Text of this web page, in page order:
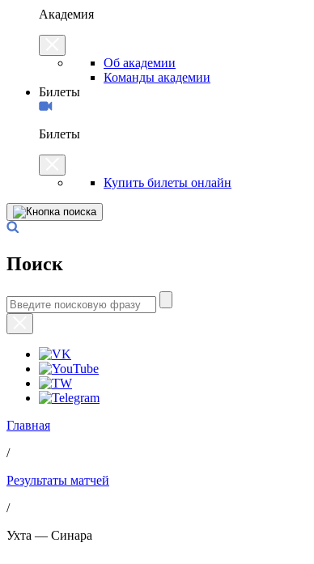
Академия
Об академии
Команды академии
Билеты
Билеты
Купить билеты онлайн
Поиск
Главная
/
Результаты матчей
/
Ухта — Синара